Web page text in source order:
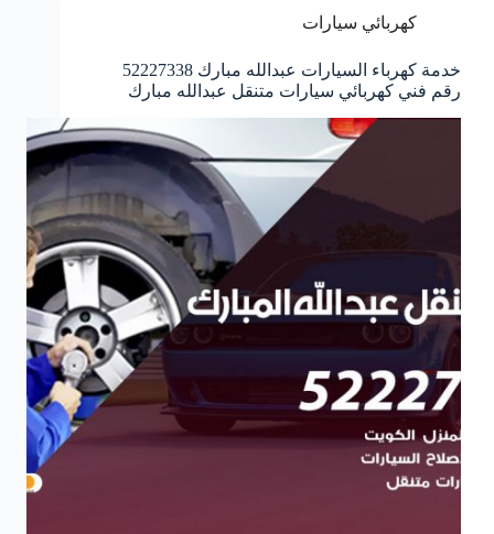
كهربائي سيارات
خدمة كهرباء السيارات عبدالله مبارك 52227338
رقم فني كهربائي سيارات متنقل عبدالله مبارك